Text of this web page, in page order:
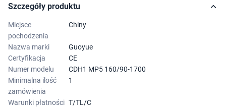
Szczegóły produktu
Miejsce
pochodzenia
Chiny
Nazwa marki
Guoyue
Certyfikacja
CE
Numer modelu
CDH1 MP5 160/90-1700
Minimalna ilość
zamówienia
1
Warunki płatności T/TL/C